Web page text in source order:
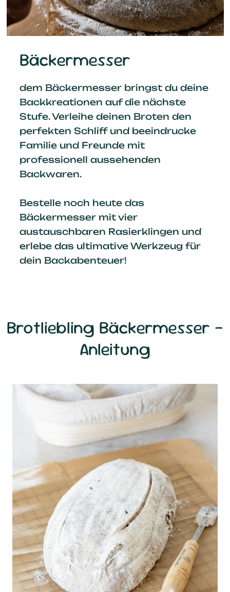
Bäckermesser
dem Bäckermesser bringst du deine
Backkreationen auf die nächste
Stufe. Verleihe deinen Broten den
perfekten Schliff und beeindrucke
Familie und Freunde mit
professionell aussehenden
Backwaren.
Bestelle noch heute das
Bäckermesser mit vier
austauschbaren Rasierklingen und
erlebe das ultimative Werkzeug für
dein Backabenteuer!
Brotliebling Bäckermesser -
Anleitung